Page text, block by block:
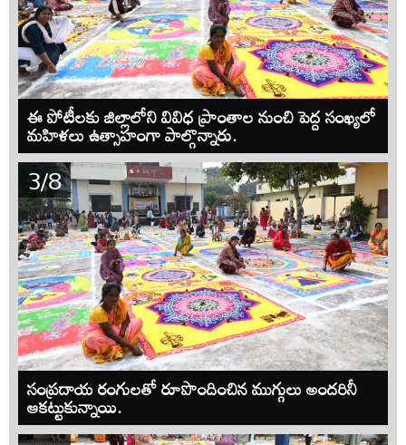
ఈ పోటీలకు జిల్లాలోని వివిధ ప్రాంతాల నుంచి పెద్ద సంఖ్యలో
మహిళలు ఉత్సాహంగా పాల్గొన్నారు.
3/8
సంప్రదాయ రంగులతో రూపొందించిన ముగ్గులు అందరినీ
ఆకట్టుకున్నాయి.